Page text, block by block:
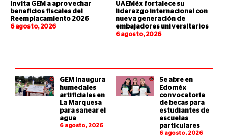
Invita GEM a aprovechar
beneficios fiscales del
Reemplacamiento 2026
6 agosto, 2026
UAEMéx fortalece su
liderazgo internacional con
nueva generación de
embajadores universitarios
6 agosto, 2026
GEM inaugura
humedales
artificiales en
La Marquesa
para sanear el
agua
6 agosto, 2026
Se abre en
Edoméx
convocatoria
de becas para
estudiantes de
escuelas
particulares
6 agosto, 2026